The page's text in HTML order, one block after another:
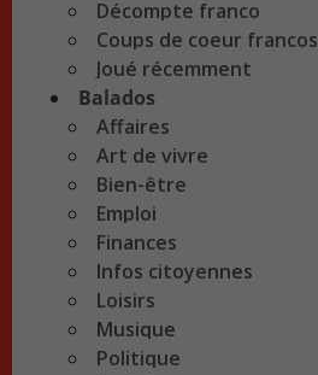
Décompte franco
Coups de coeur francos
Joué récemment
Balados
Affaires
Art de vivre
Bien-être
Emploi
Finances
Infos citoyennes
Loisirs
Musique
Politique